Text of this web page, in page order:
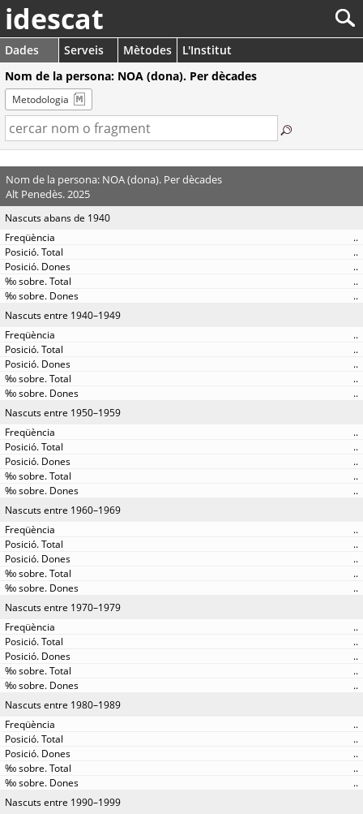
idescat
Dades Serveis Mètodes
L'Institut
Nom de la persona: NOA (dona). Per dècades
Metodologia
Nom de la persona: NOA (dona). Per dècades
Alt Penedès. 2025
Nascuts abans de 1940
..
..
..
..
..
Nascuts entre 1940–1949
..
..
..
..
..
Nascuts entre 1950–1959
..
..
..
..
..
Nascuts entre 1960–1969
..
..
..
..
..
Nascuts entre 1970–1979
..
..
..
..
..
Nascuts entre 1980–1989
..
..
..
..
..
Nascuts entre 1990–1999